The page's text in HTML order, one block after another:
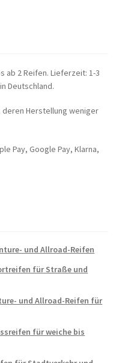
ab 2 Reifen. Lieferzeit: 1-3
Deutschland.
Herstellung weniger
Pay, Google Pay, Klarna,
und Allroad-Reifen
für Straße und
und Allroad-Reifen für
für weiche bis